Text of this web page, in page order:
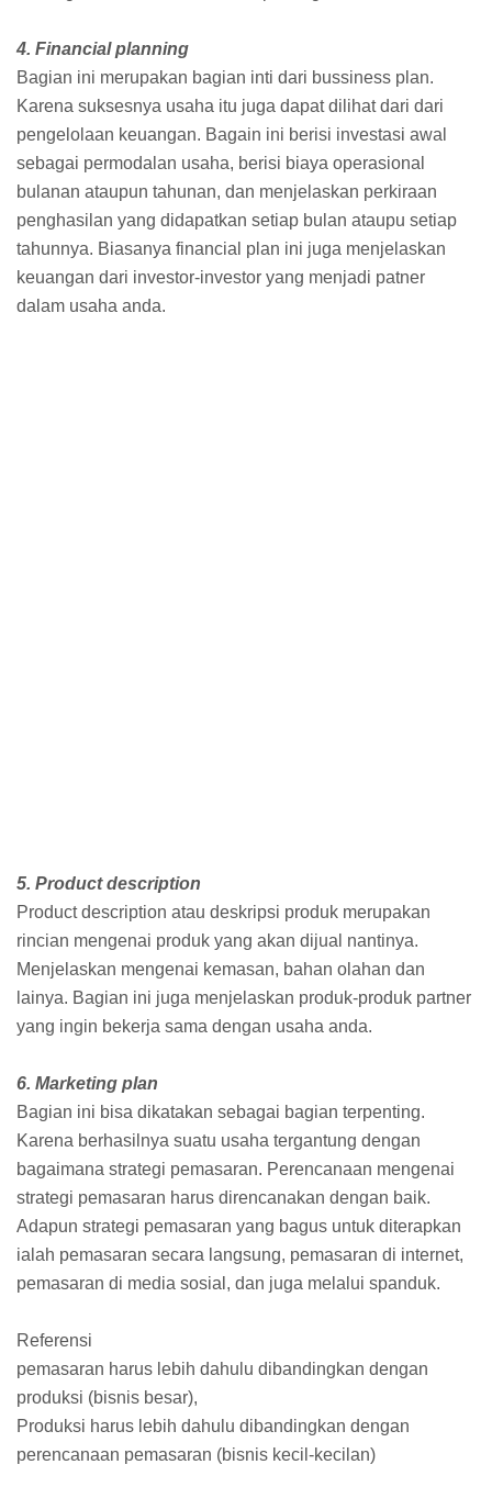
4. Financial planning
Bagian ini merupakan bagian inti dari bussiness plan.
Karena suksesnya usaha itu juga dapat dilihat dari dari
pengelolaan keuangan. Bagain ini berisi investasi awal
sebagai permodalan usaha, berisi biaya operasional
bulanan ataupun tahunan, dan menjelaskan perkiraan
penghasilan yang didapatkan setiap bulan ataupu setiap
tahunnya. Biasanya financial plan ini juga menjelaskan
keuangan dari investor-investor yang menjadi patner
dalam usaha anda.
5. Product description
Product description atau deskripsi produk merupakan
rincian mengenai produk yang akan dijual nantinya.
Menjelaskan mengenai kemasan, bahan olahan dan
lainya. Bagian ini juga menjelaskan produk-produk partner
yang ingin bekerja sama dengan usaha anda.
6. Marketing plan
Bagian ini bisa dikatakan sebagai bagian terpenting.
Karena berhasilnya suatu usaha tergantung dengan
bagaimana strategi pemasaran. Perencanaan mengenai
strategi pemasaran harus direncanakan dengan baik.
Adapun strategi pemasaran yang bagus untuk diterapkan
ialah pemasaran secara langsung, pemasaran di internet,
pemasaran di media sosial, dan juga melalui spanduk.
Referensi
pemasaran harus lebih dahulu dibandingkan dengan
produksi (bisnis besar),
Produksi harus lebih dahulu dibandingkan dengan
perencanaan pemasaran (bisnis kecil-kecilan)